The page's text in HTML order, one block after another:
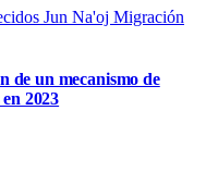
Jun Na'oj Migración
de un mecanismo de
2023